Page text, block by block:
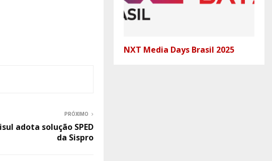
PRÓXIMO
adota solução SPED
da Sispro
NXT Media Days Brasil 2025